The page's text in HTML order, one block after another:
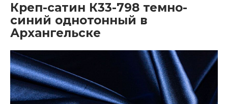
Креп-сатин К33-798 темно-
синий однотонный в
Архангельске